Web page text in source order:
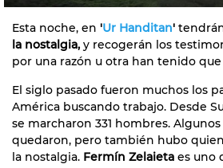
Esta noche, en 'Ur Handitan'
la nostalgia, y recogerán los
por una razón u otra han tenido que
El siglo pasado fueron muchos los
América buscando trabajo. Desde
se marcharon 331 hombres.
quedaron, pero también hubo
la nostalgia. Fermín Zelaieta es uno